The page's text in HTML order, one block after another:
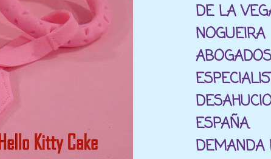
DE LA
NOGUEIRA
ESPAÑA.
DEMANDA